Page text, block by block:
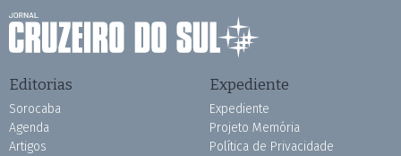
Editorias
Sorocaba
Agenda
Artigos
Expediente
Expediente
Projeto Memória
Política de Privacidade